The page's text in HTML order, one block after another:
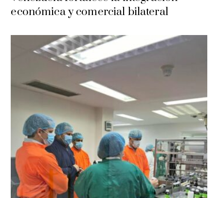
económica y comercial bilateral